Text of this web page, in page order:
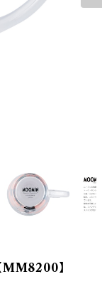
MM8200】